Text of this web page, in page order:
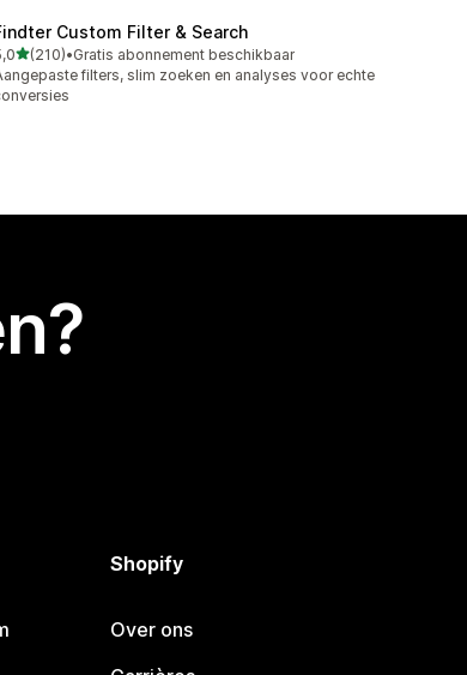
Custom Filter & Search
van 5 sterren
(210)
recensies in totaal
•Gratis abonnement beschikbaar
filters, slim zoeken en analyses voor echte
Shopify
Over ons